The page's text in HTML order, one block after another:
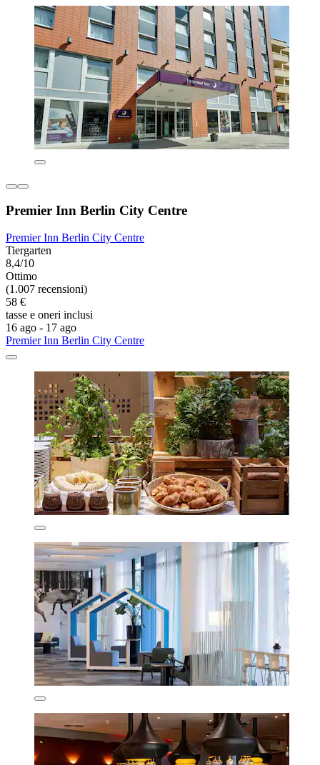
Premier Inn Berlin City Centre
Premier Inn Berlin City Centre
Tiergarten
8,4/10
Ottimo
(1.007 recensioni)
58 €
tasse e oneri inclusi
16 ago - 17 ago
Premier Inn Berlin City Centre